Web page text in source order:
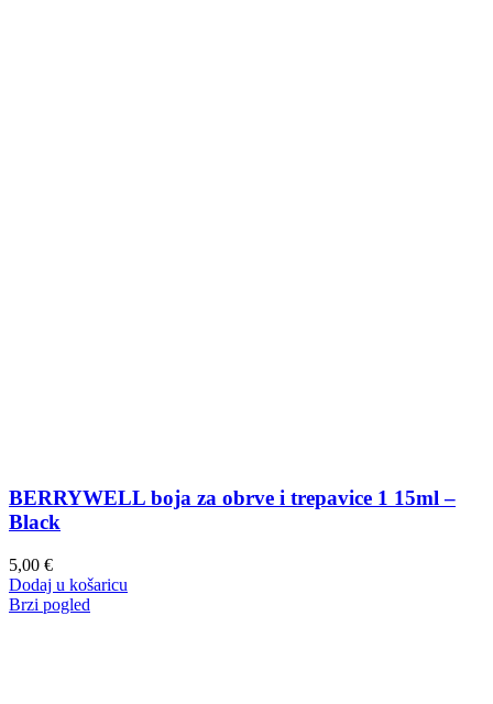
BERRYWELL boja za obrve i trepavice 1 15ml –
Black
5,00 €
Dodaj u košaricu
Brzi pogled